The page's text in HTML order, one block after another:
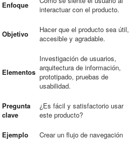
Enfoque
interactuar con el producto.
Objetivo
Hacer que el producto sea útil,
accesible y agradable.
Elementos
Investigación de usuarios,
arquitectura de información,
prototipado, pruebas de
usabilidad.
Pregunta
clave
¿Es fácil y satisfactorio usar
este producto?
Ejemplo
Crear un flujo de navegación